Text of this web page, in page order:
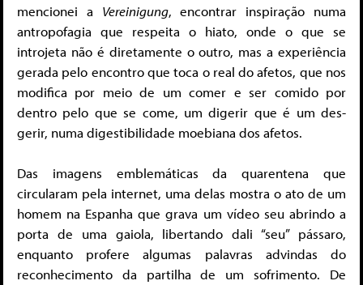
mencionei a Vereinigung, encontrar inspiração numa
antropofagia que respeita o hiato, onde o que se
introjeta não é diretamente o outro, mas a experiência
gerada pelo encontro que toca o real do afetos, que nos
modifica por meio de um comer e ser comido por
dentro pelo que se come, um digerir que é um des-
gerir, numa digestibilidade moebiana dos afetos.
Das imagens emblemáticas da quarentena que
circularam pela internet, uma delas mostra o ato de um
homem na Espanha que grava um vídeo seu abrindo a
porta de uma gaiola, libertando dali “seu” pássaro,
enquanto profere algumas palavras advindas do
reconhecimento da partilha de um sofrimento. De